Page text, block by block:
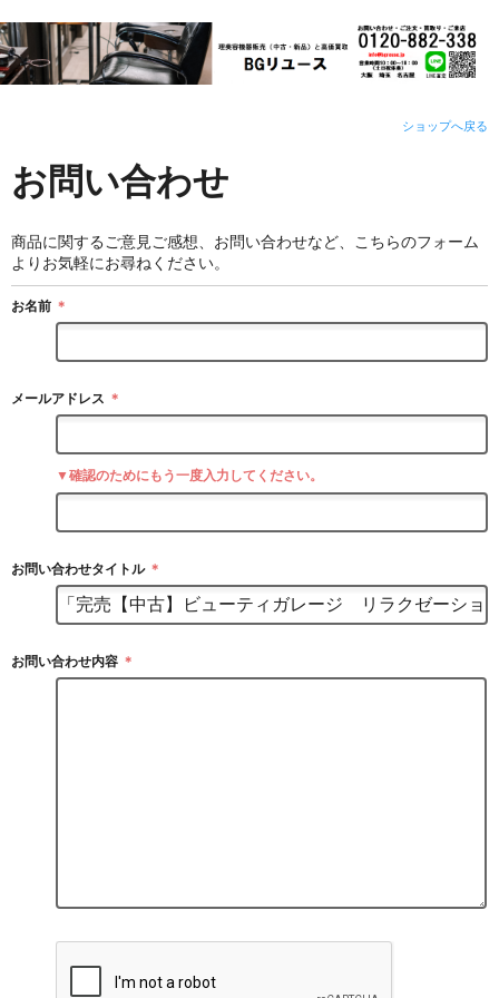
ショップへ戻る
お問い合わせ
商品に関するご意見ご感想、お問い合わせなど、こちらのフォーム
よりお気軽にお尋ねください。
お名前 ＊
メールアドレス ＊
▼確認のためにもう一度入力してください。
お問い合わせタイトル ＊
お問い合わせ内容 ＊